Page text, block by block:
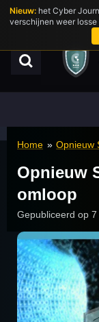
Ga
direct
hoofdinhoud
Home » Opnieuw
Opnieuw
omloop
Gepubliceerd op
Nieuw: het Cyber
verschijnen weer